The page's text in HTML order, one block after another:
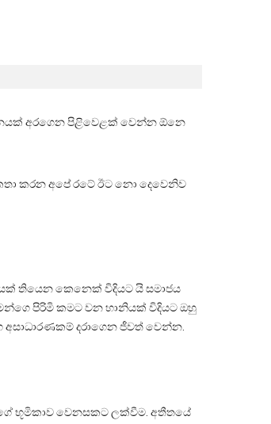
අරගෙන පිළිවෙළක් වෙන්න ඕනෙ
කරන අපේ රටේ ඊට නො දෙවෙනිව
තියෙන කෙනෙක් විදියට යි සමාජය
පිරිමි කමට වන හානියක් විදියට ඔහු
දරාගෙන ජීවත් වෙන්න.
භූමිකාව වෙනසකට ලක්වීම. අතීතයේ